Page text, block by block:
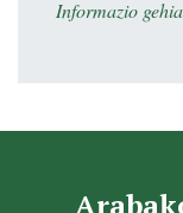
Informazio